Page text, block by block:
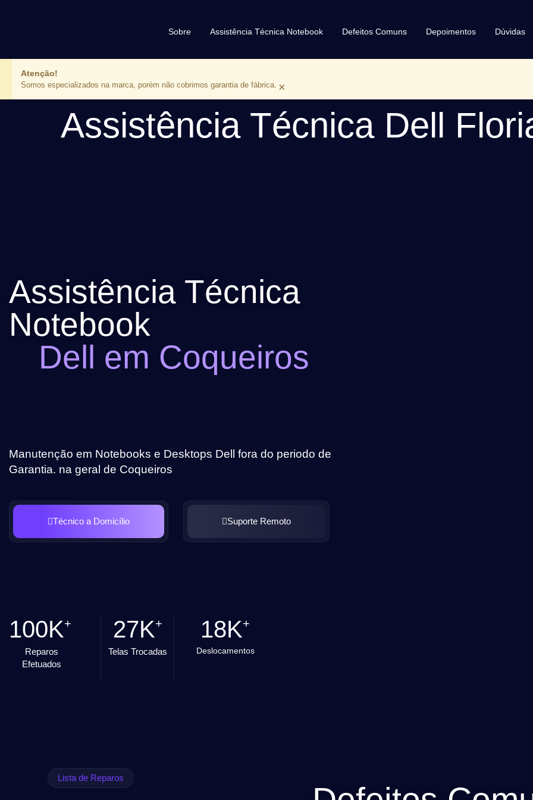
Sobre Assistência Técnica Notebook Defeitos Comuns Depoimentos Dúvidas
Atenção!
Somos especializados na marca, porém não cobrimos garantia de fábrica. ×
Assistência Técnica Dell
Assistência Técnica
Notebook
Dell em Coqueiros
Manutenção em Notebooks e Desktops Dell fora do periodo de
Garantia. na geral de Coqueiros
Técnico a Domicílio Suporte Remoto
100K+
Reparos
Efetuados
27K+
Telas Trocadas
18K+
Deslocamentos
Lista de Reparos